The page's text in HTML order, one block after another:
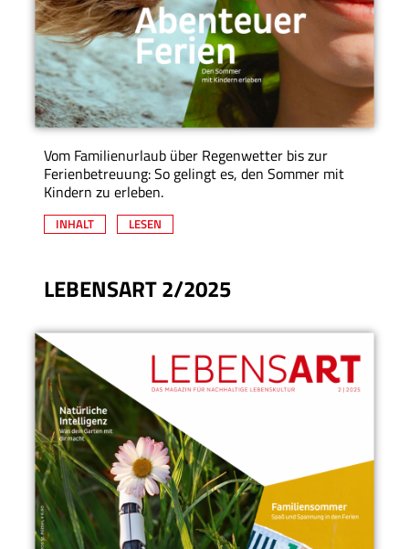
Vom Familienurlaub über Regenwetter bis zur
Ferienbetreuung: So gelingt es, den Sommer mit
Kindern zu erleben.
INHALT LESEN
LEBENSART 2/2025